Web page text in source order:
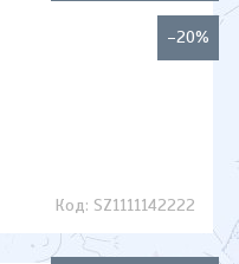
–20%
SZ1111142222